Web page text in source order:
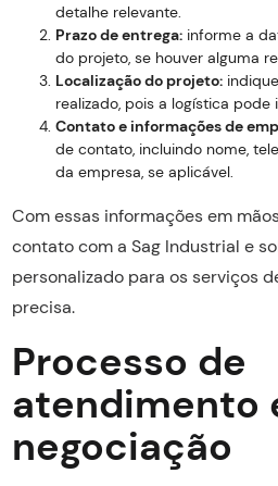
detalhe relevante.
Prazo de entrega:informe a
do projeto, se houver alguma
Localização do projeto:
realizado, pois a logística
Contato e informações de
de contato, incluindo nome,
da empresa, se aplicável.
Com essas informações em
contato com a Sag Industrial e
personalizado para os serviços
precisa.
Processo de
atendimento
negociação